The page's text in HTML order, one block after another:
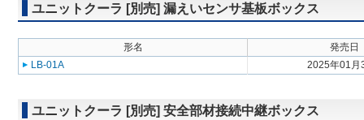
ユニットクーラ [別売] 漏えいセンサ基板ボックス
形名
発売日
LB-01A
2025年01月
ユニットクーラ [別売] 安全部材接続中継ボックス